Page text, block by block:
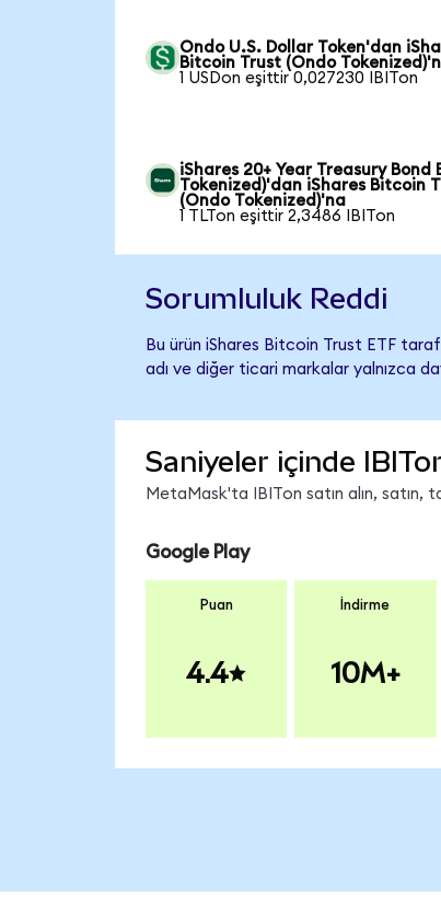
Ondo U.S. Dollar Token'dan
Bitcoin Trust (Ondo
1 USDon eşittir 0,027230 IBITon
iShares 20+ Year Treasury Bond
Tokenized)'dan iShares Bitcoin
(Ondo Tokenized)'na
1 TLTon eşittir 2,3486 IBITon
Sorumluluk Reddi
Bu ürün iShares Bitcoin Trust ETF
adı ve diğer ticari markalar yalnızca
Saniyeler içinde
MetaMask'ta IBITon satın alın, satın,
Google Play
Puan
4.4
İndirme
10M+